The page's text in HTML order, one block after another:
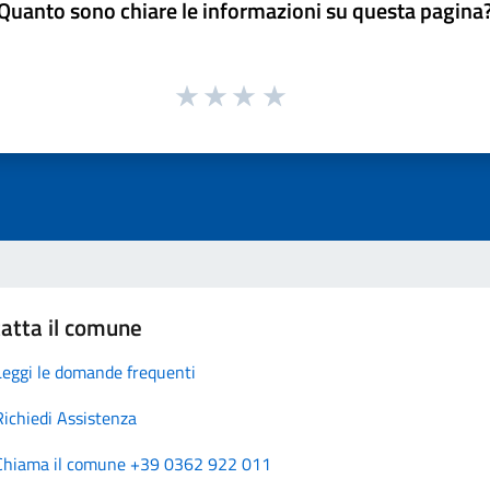
sono chiare le informazioni su questa
il comune
le domande frequenti
Assistenza
il comune +39 0362 922 011